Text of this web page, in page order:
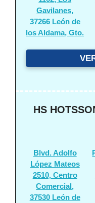
Gavilanes,
37266 León de
los Aldama, Gto.
HS
Blvd. Adolfo
López Mateos
2510, Centro
Comercial,
37530 León de